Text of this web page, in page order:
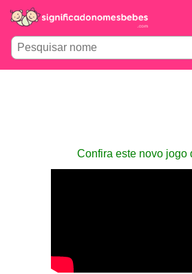
Confira este novo jogo